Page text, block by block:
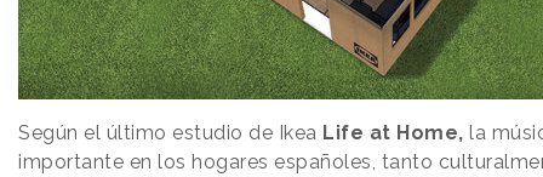
Según el último estudio de Ikea Life at Home, la
importante en los hogares españoles, tanto